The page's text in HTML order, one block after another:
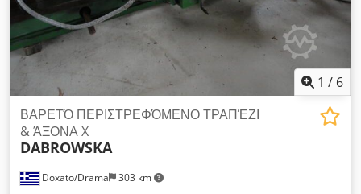
1 / 6
Doxato/Drama 303 km
ΒΑΡΕΤΌ ΠΕΡΙΣΤΡΕΦΌΜΕΝΟ ΤΡΑΠΈΖΙ
& ΆΞΟΝΑ X
DABROWSKA